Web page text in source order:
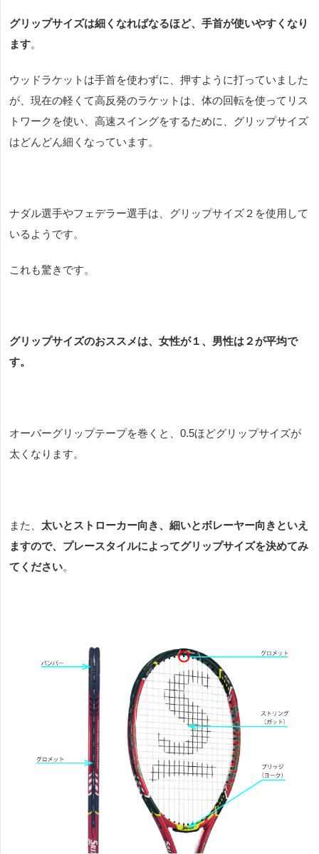
グリップサイズは細くなればなるほど、手首が使いやすくなり
ます。
ウッドラケットは手首を使わずに、押すように打っていました
が、現在の軽くて高反発のラケットは、体の回転を使ってリス
トワークを使い、高速スイングをするために、グリップサイズ
はどんどん細くなっています。
ナダル選手やフェデラー選手は、グリップサイズ２を使用して
いるようです。
これも驚きです。
グリップサイズのおススメは、女性が１、男性は２が平均で
す。
オーバーグリップテープを巻くと、 0.5ほどグリップサイズが
太くなります。
また、 太いとストローカー向き、細いとボレーヤー向きといえ
ますので、プレースタイルによってグリップサイズを決めてみ
てください。